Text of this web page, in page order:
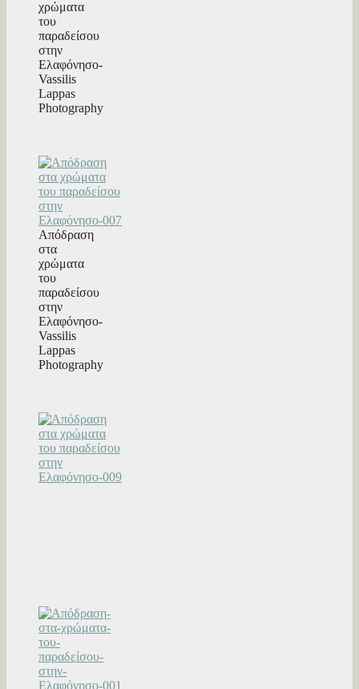
χρώματα
του
παραδείσου
στην
Ελαφόνησο-
Vassilis
Lappas
Photography
Απόδραση
στα
χρώματα
του
παραδείσου
στην
Ελαφόνησο-
Vassilis
Lappas
Photography